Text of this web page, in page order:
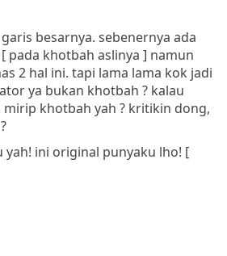
besarnya. sebenernya ada
pada khotbah aslinya ] namun
2 hal ini. tapi lama lama kok jadi
ya bukan khotbah ? kalau
khotbah yah ? kritikin dong,
yah! ini original punyaku lho! [